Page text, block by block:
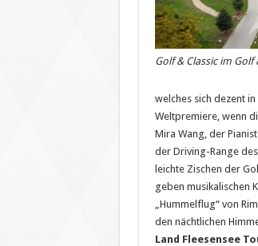
Golf & Classic im Golf
welches sich dezent
Weltpremiere, wenn
Mira Wang, der
der Driving-Range
leichte Zischen der
geben musikalischen
„Hummelflug“ von
den nächtlichen
Land Fleesensee